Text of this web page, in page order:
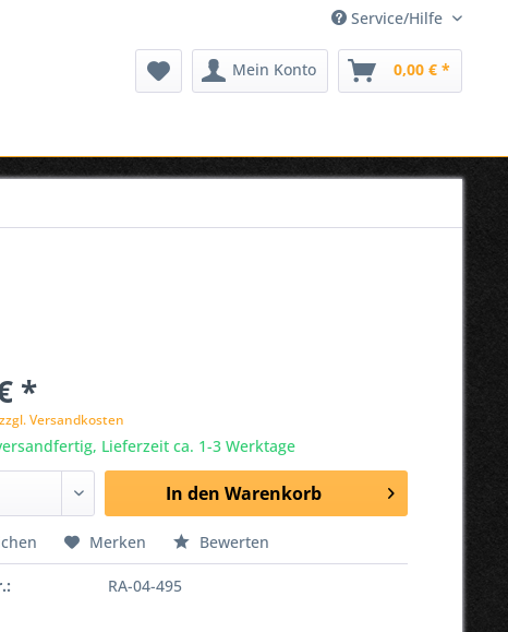
Service/Hilfe
Mein Konto 0,00 € *
*
zzgl. Versandkosten
Lieferzeit ca. 1-3 Werktage
In den Warenkorb
Merken Bewerten
RA-04-495